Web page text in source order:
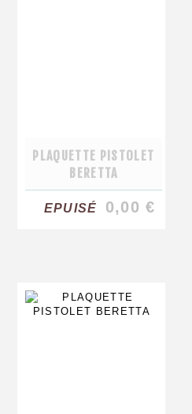
PLAQUETTE PISTOLET
BERETTA
EPUISÉ 0,00 €